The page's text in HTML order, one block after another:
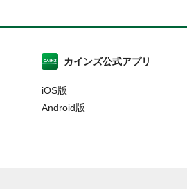
カインズ公式アプリ
iOS版
Android版